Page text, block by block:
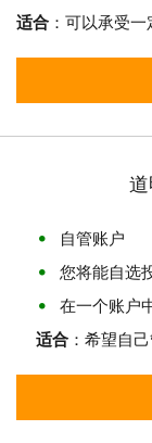
适合 ：可以承受一
道
自管账户
您将能自选
在一个账户
适合 ：希望自